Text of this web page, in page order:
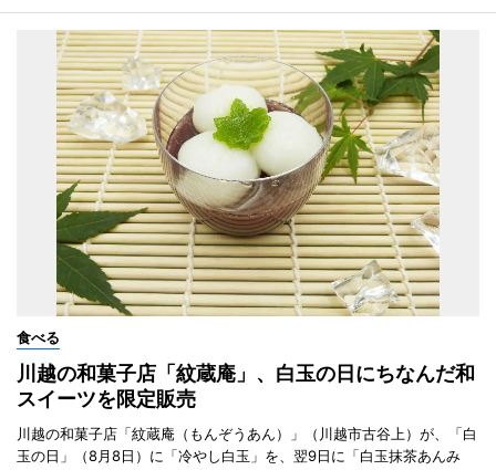
食べる
川越の和菓子店「紋蔵庵」、白玉の日にちなんだ和
スイーツを限定販売
川越の和菓子店「紋蔵庵（もんぞうあん）」（川越市古谷上）が、「白
玉の日」（8月8日）に「冷やし白玉」を、翌9日に「白玉抹茶あんみ